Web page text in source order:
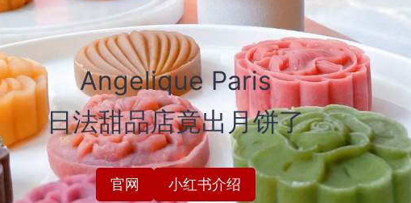
Angelique Paris
日法甜品店竟出月饼了
官网 小红书介绍